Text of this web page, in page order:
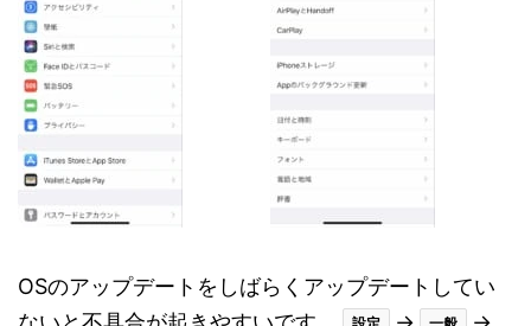
OSのアップデートをしばらくアップデートしてい